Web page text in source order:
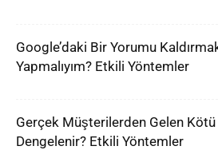
Google’daki Bir Yorumu
Yapmalıyım? Etkili Yöntemler
Gerçek Müşterilerden Gelen Kötü
Dengelenir? Etkili Yöntemler